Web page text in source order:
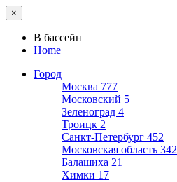
×
В бассейн
Home
Город
Москва 777
Московский 5
Зеленоград 4
Троицк 2
Санкт-Петербург 452
Московская область 342
Балашиха 21
Химки 17